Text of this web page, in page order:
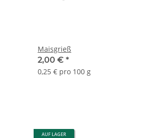
Maisgrieß
2,00 € *
0,25 € pro 100 g
AUF LAGER